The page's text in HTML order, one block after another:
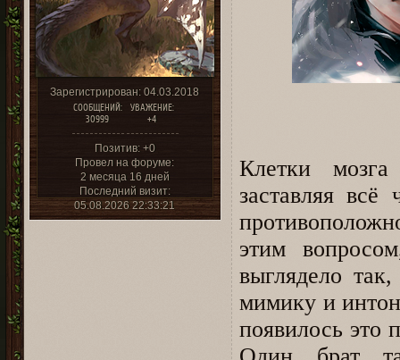
Зарегистрирован: 04.03.2018
СООБЩЕНИЙ:
30999
УВАЖЕНИЕ:
+4
Позитив: +0
Провел на форуме:
2 месяца 16 дней
Последний визит:
05.08.2026 22:33:21
Клетки
заставляя
этим
выглядело
мимику и
появилось это